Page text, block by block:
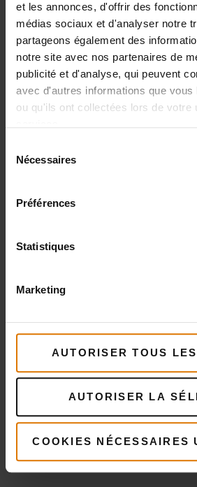
et les annonces, d'offrir des
médias sociaux et d'analyser notre
partageons également des
notre site avec nos partenaires de
publicité et d'analyse, qui peuvent
avec d'autres informations que vous
ou qu'ils ont collectées lors de votre
Nécessaires
Préférences
Statistiques
Marketing
AUTORISER TOUS
AUTORISER LA
COOKIES NÉCESSAIRES